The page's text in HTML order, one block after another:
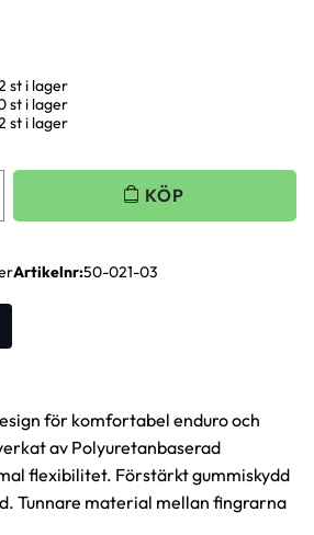
Artikelnr 50-021-03
st i lager
st i lager
st i lager
för komfortabel enduro och
av Polyuretanbaserad
flexibilitet. Förstärkt gummiskydd
Tunnare material mellan fingrarna